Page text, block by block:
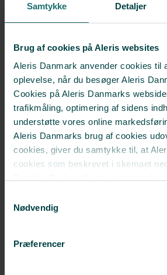
Samtykke Detaljer
Brug af cookies på Aleris websites
Aleris Danmark anvender cookies til
oplevelse, når du besøger Aleris
Cookies på Aleris Danmarks
trafikmåling, optimering af sidens
understøtte vores online
Aleris Danmarks brug af cookies
cookies, giver du samtykke til, at
cookies som beskrevet i skemaet
om vores brug af cookies.
Deaktiverer du cookies, kan du
Nødvendig
Præferencer
"Lang ventetid på psykia​tere i det
nyheder Østjylland, d. 4. november 2020
"Et halvår med corona har gjort
"Et skridt frem og to tilbage –
hjemmearbejde for anden gang"-
august 2020
"Fokus på mental sundhed har stor
plejecenter"- TV2 Bornholm, d. 4. juni
d. 27. maj 2020